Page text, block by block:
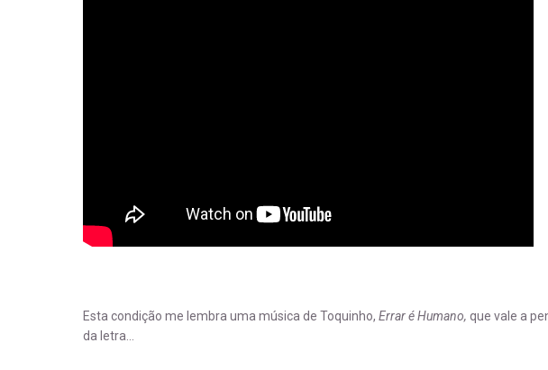
Esta condição me lembra uma música de Toquinho, Errar é Humano, que vale a
da letra…